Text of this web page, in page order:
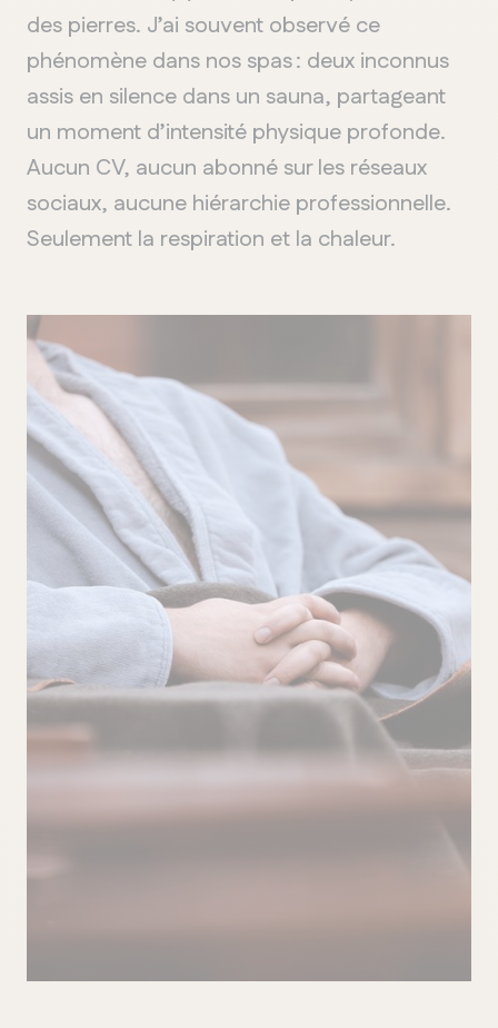
des pierres. J’ai souvent observé ce
phénomène dans nos spas : deux inconnus
assis en silence dans un sauna, partageant
un moment d’intensité physique profonde.
Aucun CV, aucun abonné sur les réseaux
sociaux, aucune hiérarchie professionnelle.
Seulement la respiration et la chaleur.